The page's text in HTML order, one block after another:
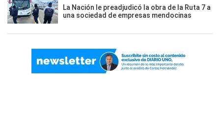
La Nación le preadjudicó la obra de la Ruta 7 a
una sociedad de empresas mendocinas